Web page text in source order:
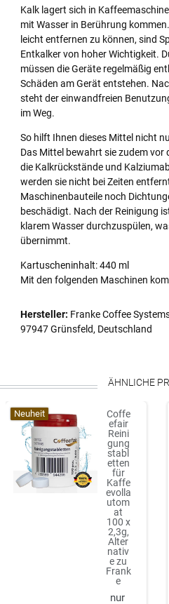
Kalk lagert sich in
mit Wasser in Berührung
leicht entfernen zu können, sind
Entkalker von hoher Wichtigkeit.
müssen die Geräte regelmäßig
Schäden am Gerät entstehen.
steht der einwandfreien
im Weg.
So hilft Ihnen dieses Mittel nicht
Das Mittel bewahrt sie zudem vor
die Kalkrückstände und
werden sie nicht bei Zeiten
Maschinenbauteile noch
beschädigt. Nach der Reinigung
klarem Wasser durchzuspülen,
übernimmt.
Kartuscheninhalt: 440 ml
Mit den folgenden Maschinen
Hersteller: Franke Coffee
97947 Grünsfeld, Deutschland
ÄHNLICHE
Neuheit
Coffe
efair
Reini
gung
stabl
etten
für
Kaffe
evolla
utom
at
100 x
2,3g,
Alter
nativ
e zu
Frank
e